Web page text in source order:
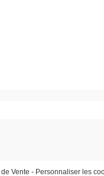
Vente - Personnaliser les